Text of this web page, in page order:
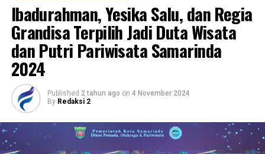
Ibadurahman, Yesika Salu, dan Regia
Grandisa Terpilih Jadi Duta Wisata
dan Putri Pariwisata Samarinda
2024
Published 2 tahun ago on 4 November 2024
By Redaksi 2